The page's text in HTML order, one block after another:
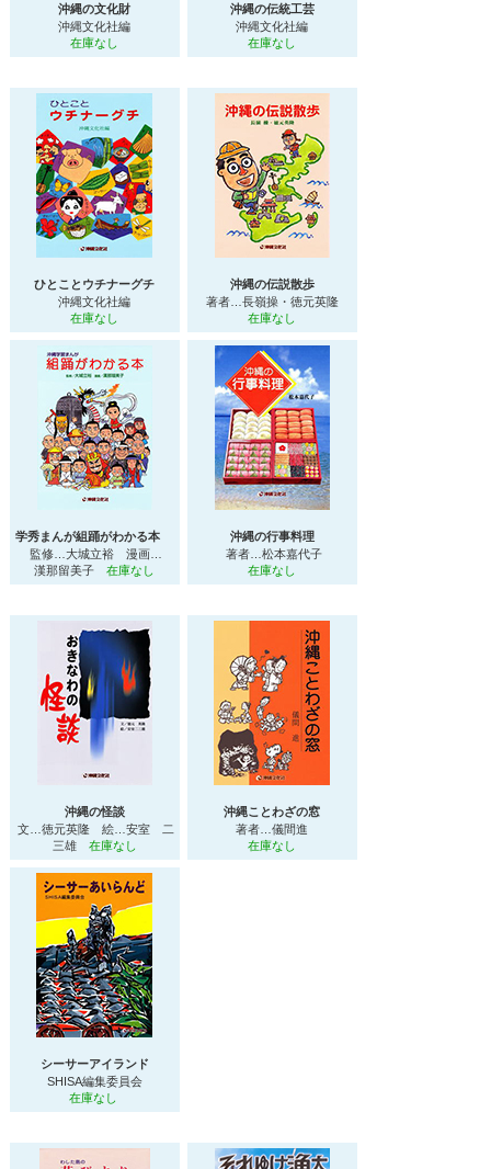
沖縄の文化財
沖縄文化社編
在庫なし
沖縄の伝統工芸
沖縄文化社編
在庫なし
ひとことウチナーグチ
沖縄文化社編
在庫なし
沖縄の伝説散歩
著者…長嶺操・徳元英隆
在庫なし
学秀まんが組踊がわかる本
監修…大城立裕 漫画…
漢那留美子在庫なし
沖縄の行事料理
著者…松本嘉代子
在庫なし
沖縄の怪談
文…徳元英隆 絵…安室 二
三雄 在庫なし
沖縄ことわざの窓
著者…儀間進
在庫なし
シーサーアイランド
SHISA編集委員会
在庫なし